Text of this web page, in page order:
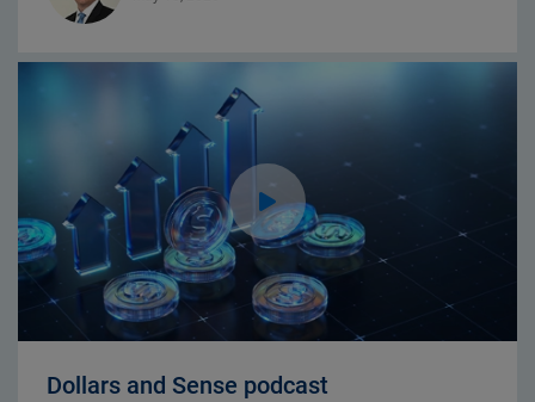
Dollars and Sense podcast